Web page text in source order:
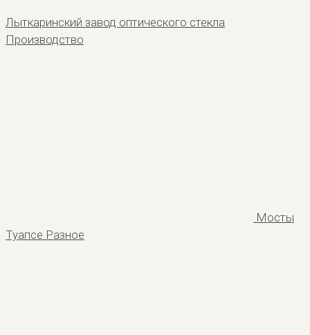
Лыткаринский завод оптического стекла
Производство
Мосты
Туапсе Разное